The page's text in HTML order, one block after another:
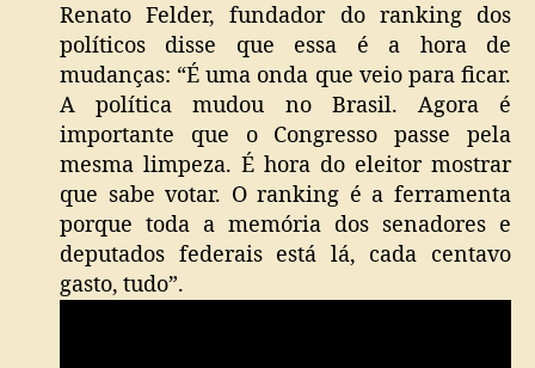
Renato Felder, fundador do ranking dos
políticos disse que essa é a hora de
mudanças: “É uma onda que veio para ficar.
A política mudou no Brasil. Agora é
importante que o Congresso passe pela
mesma limpeza. É hora do eleitor mostrar
que sabe votar. O ranking é a ferramenta
porque toda a memória dos senadores e
deputados federais está lá, cada centavo
gasto, tudo”.